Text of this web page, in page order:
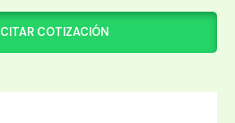
COTIZACIÓN